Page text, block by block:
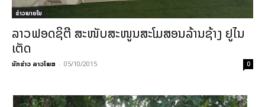
ຂ່າວພາຍ​ໃນ
ລາວຟອດຊິຕີ ສະໜັບສະໜູນສະໂມສອນລ້ານຊ້າງ ຢູໄນ
ເຕັດ
ນັກຂ່າວ ລາວໂພສ - 05/10/2015 0